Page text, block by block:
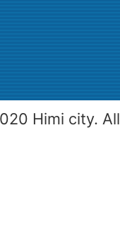
Himi city.